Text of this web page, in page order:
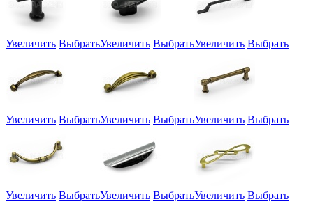
Увеличить ВыбратьУвеличить ВыбратьУвеличить Выбрать
Увеличить ВыбратьУвеличить ВыбратьУвеличить Выбрать
Увеличить ВыбратьУвеличить ВыбратьУвеличить Выбрать